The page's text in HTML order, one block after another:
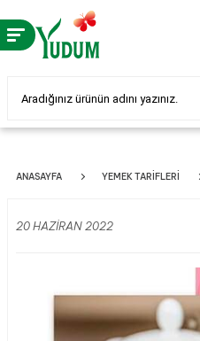
ANASAYFA YEMEK TARIFLERI
20 HAZIRAN 2022